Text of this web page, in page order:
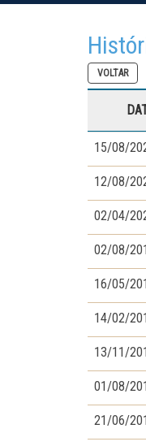
VOLTAR
15/08/
12/08/
02/04/
02/08/
16/05/
14/02/
13/11/
01/08/
21/06/